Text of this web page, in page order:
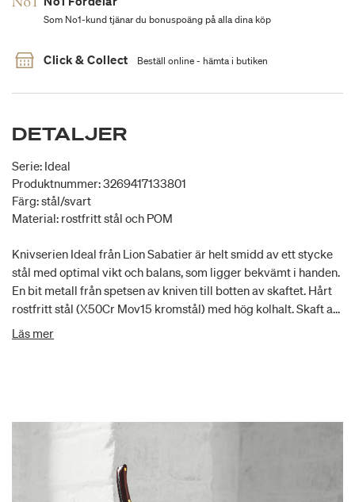
Som No1-kund tjänar du bonuspoäng på alla dina köp
Click & Collect Beställ online - hämta i butiken
DETALJER
Serie: Ideal
Produktnummer: 3269417133801
Färg: stål/svart
Material: rostfritt stål och POM
Knivserien Ideal från Lion Sabatier är helt smidd av ett stycke
stål med optimal vikt och balans, som ligger bekvämt i handen.
En bit metall från spetsen av kniven till botten av skaftet. Hårt
rostfritt stål (X50Cr Mov15 kromstål) med hög kolhalt. Skaft av
olivträ eller POM-C. Skaft försett med 3 genomgående
Läs mer